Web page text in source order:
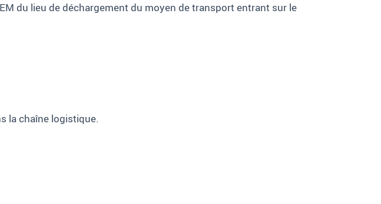
du lieu de déchargement du moyen de transport entrant sur le
la chaîne logistique.